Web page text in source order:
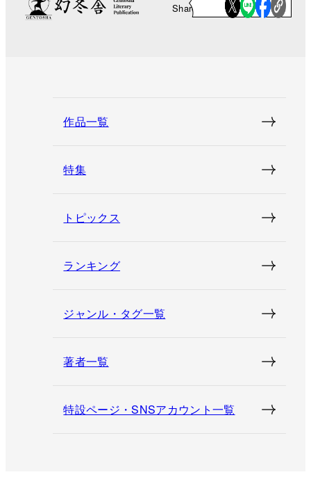
Share
作品一覧
特集
トピックス
ランキング
ジャンル・タグ一覧
著者一覧
特設ページ・SNSアカウント一覧